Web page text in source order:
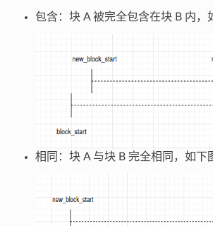
包含：块 A 被完全包含在块 B 内，
相同：块 A 与块 B 完全相同，如下